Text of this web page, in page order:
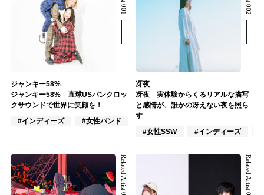
ジャンキー58%
ジャンキー58% 直球USパンクロッ
クサウンドで世界に笑顔を！
#インディーズ
#女性バンド #パンク
冴夜
冴夜 実体験からくるリアルな描写
と感情が、誰かの冴えない夜を照ら
す
#女性SSW
#インディーズ
Related Artist 003 Related Artist 004